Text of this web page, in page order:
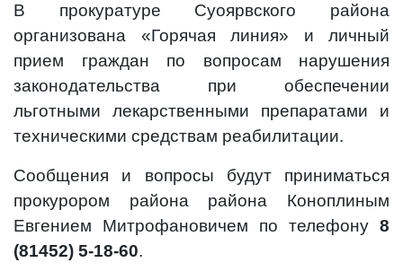
В прокуратуре Суоярвского района
организована «Горячая линия» и личный
прием граждан по вопросам нарушения
законодательства при обеспечении
льготными лекарственными препаратами и
техническими средствам реабилитации.
Сообщения и вопросы будут приниматься
прокурором района района Коноплиным
Евгением Митрофановичем по телефону 8
(81452) 5-18-60.